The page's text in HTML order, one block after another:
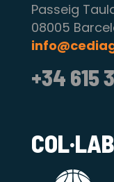
Passeig
08005
+34 615